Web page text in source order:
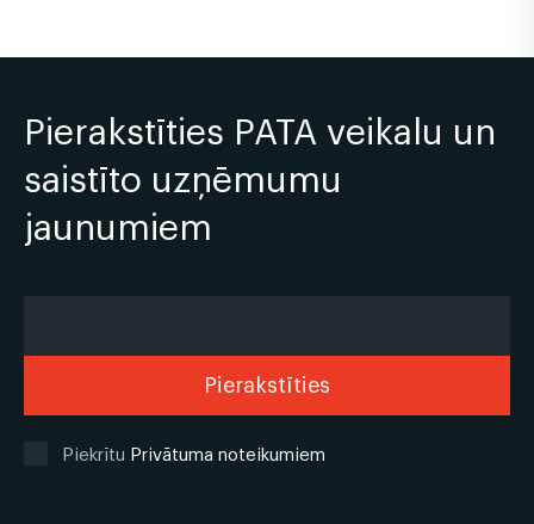
Pierakstīties PATA veikalu un
saistīto uzņēmumu
jaunumiem
Piekrītu Privātuma noteikumiem